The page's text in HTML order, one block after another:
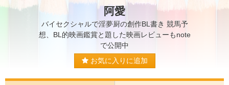
阿愛
バイセクシャルで淫夢厨の創作BL書き 競馬予
想、BL的映画鑑賞と題した映画レビューもnote
で公開中
お気に入りに追加